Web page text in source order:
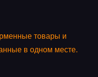
товары и
в одном месте.